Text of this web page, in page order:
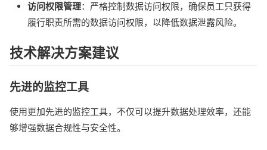
访问权限管理：严格控制数据访问权限，确保员工只获得
履行职责所需的数据访问权限，以降低数据泄露风险。
技术解决方案建议
先进的监控工具
使用更加先进的监控工具，不仅可以提升数据处理效率，还能
够增强数据合规性与安全性。